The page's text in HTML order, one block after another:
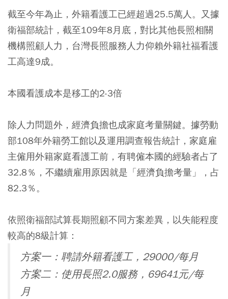
截至今年為止，外籍看護工已經超過25.5萬人。又據
衛福部統計，截至109年8月底，對比其他長照相關
機構照顧人力，台灣長照服務人力仰賴外籍社福看護
工高達9成。
本國看護成本是移工的2-3倍
除人力問題外，經濟負擔也成家庭考量關鍵。據勞動
部108年外籍勞工館以及運用調查報告統計，家庭雇
主僱用外籍家庭看護工前，有聘僱本國的經驗者占了
32.8％，不繼續雇用原因就是「經濟負擔考量」，占
82.3％。
依照衛福部試算長期照顧不同方案差異，以失能程度
較高的8級計算：
方案一：聘請外籍看護工， 29000/每月
方案二：使用長照2.0服務， 69641元/每
月